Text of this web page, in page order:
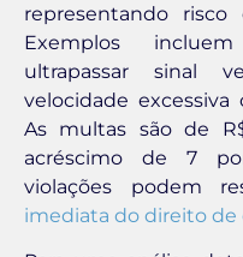
representando risco
Exemplos
ultrapassar sinal
velocidade
As multas são de
acréscimo de 7
violações podem
imediata do direito de